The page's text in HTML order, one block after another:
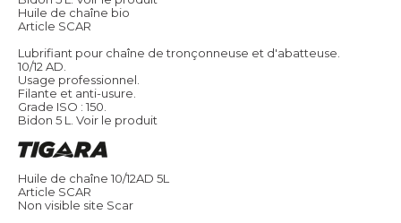
Huile de chaîne bio
Article SCAR
Lubrifiant pour chaîne de tronçonneuse et d'abatteuse.
10/12 AD.
Usage professionnel.
Filante et anti-usure.
Grade ISO : 150.
Bidon 5 L.
Voir le produit
Huile de chaîne 10/12AD 5L
Article SCAR
Non visible site Scar